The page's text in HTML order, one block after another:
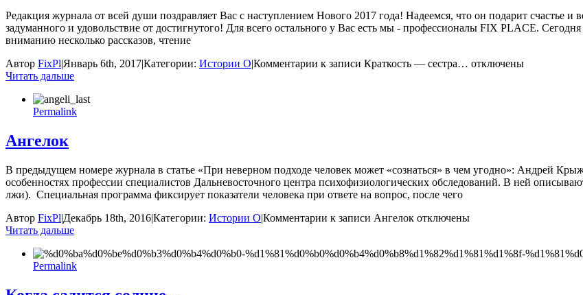
Редакция журнала от всей души поздравляет Вас с наступлением Нового 2017 года! Надеемся, что он подарит счастье
задуманного и удовольствие от достигнутого! Для всего остального у Вас есть мы - профессионалы FIX PLACE.
вниманию несколько рассказов, чтение
Автор FixPl|Январь 6th, 2017|Категории: Истории О|Комментарии к записи Краткость — сестра… отключены
Читать дальше
Permalink
Ангелок
В предыдущем номере журнала в статье «При неверном подходе человек может «сознаться» в чем угодно»: Андрей
особенностях профессии специалистов Дальневосточного центра психофизиологических обследований. В ней
лжи). Специальная программа фиксирует показатели человека при ответе на вопрос, после чего
Автор FixPl|Декабрь 18th, 2016|Категории: Истории О|Комментарии к записи Ангелок отключены
Читать дальше
Permalink